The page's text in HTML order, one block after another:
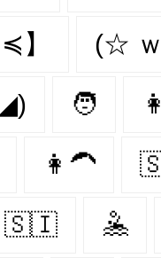
】 (☆
🧑
👩‍🦱
🇸🇮 🤽‍